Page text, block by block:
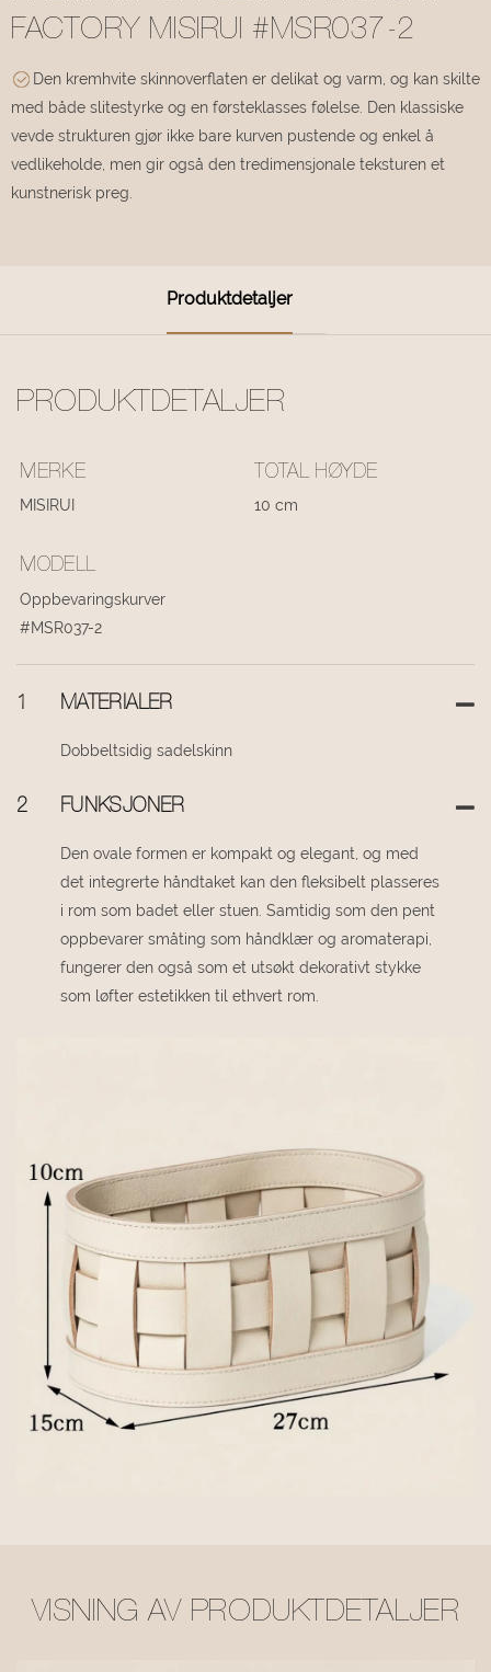
FACTORY MISIRUI #MSR037-2
Den kremhvite skinnoverflaten er delikat og varm, og kan skilte
med både slitestyrke og en førsteklasses følelse. Den klassiske
vevde strukturen gjør ikke bare kurven pustende og enkel å
vedlikeholde, men gir også den tredimensjonale teksturen et
kunstnerisk preg.
Produktdetaljer
PRODUKTDETALJER
MERKE
MISIRUI
TOTAL HØYDE
10 cm
MODELL
Oppbevaringskurver
#MSR037-2
1 MATERIALER
Dobbeltsidig sadelskinn
2 FUNKSJONER
Den ovale formen er kompakt og elegant, og med
det integrerte håndtaket kan den fleksibelt plasseres
i rom som badet eller stuen. Samtidig som den pent
oppbevarer småting som håndklær og aromaterapi,
fungerer den også som et utsøkt dekorativt stykke
som løfter estetikken til ethvert rom.
VISNING AV PRODUKTDETALJER